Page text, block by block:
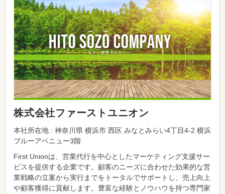
株式会社ファーストユニオン
本社所在地 : 神奈川県 横浜市 西区 みなとみらい4丁目4-2 横浜
ブルーアベニュー3階
First Unionは、営業代行を中心としたマーケティング支援サー
ビスを提供する企業です。顧客のニーズに合わせた効果的な営
業戦略の立案から実行までをトータルでサポートし、売上向上
や顧客獲得に貢献します。豊富な経験とノウハウを持つ専門家